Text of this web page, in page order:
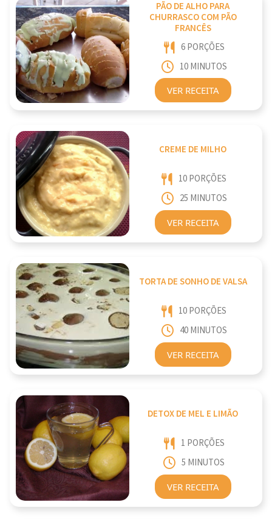
PÃO DE ALHO PARA
CHURRASCO COM PÃO
FRANCÊS
6 PORÇÕES
10 MINUTOS
VER RECEITA
CREME DE MILHO
10 PORÇÕES
25 MINUTOS
VER RECEITA
TORTA DE SONHO DE VALSA
10 PORÇÕES
40 MINUTOS
VER RECEITA
DETOX DE MEL E LIMÃO
1 PORÇÕES
5 MINUTOS
VER RECEITA